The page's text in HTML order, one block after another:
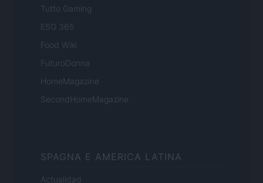
Tutto Gaming
ESG 365
Food Wiki
FuturoDonna
HomeMagazine
SecondHomeMagazine
SPAGNA E AMERICA LATINA
Actualidad